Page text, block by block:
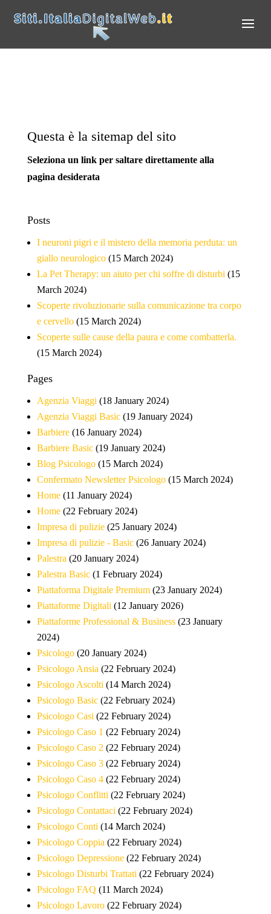
Questa è la sitemap del sito
Seleziona un link per saltare direttamente alla
pagina desiderata
Posts
I neuroni pigri e il mistero della memoria perduta: un
giallo neurologico (15 March 2024)
La Pet Therapy: un aiuto per chi soffre di disturbi (15
March 2024)
Scoperte rivoluzionarie sulla comunicazione tra corpo
e cervello (15 March 2024)
Scoperte sulle cause della paura e come combatterla.
(15 March 2024)
Pages
Agenzia Viaggi (18 January 2024)
Agenzia Viaggi Basic (19 January 2024)
Barbiere (16 January 2024)
Barbiere Basic (19 January 2024)
Blog Psicologo (15 March 2024)
Confermato Newsletter Psicologo (15 March 2024)
Home (11 January 2024)
Home (22 February 2024)
Impresa di pulizie (25 January 2024)
Impresa di pulizie - Basic (26 January 2024)
Palestra (20 January 2024)
Palestra Basic (1 February 2024)
Piattaforma Digitale Premium (23 January 2024)
Piattaforme Digitali (12 January 2026)
Piattaforme Professional & Business (23 January
2024)
Psicologo (20 January 2024)
Psicologo Ansia (22 February 2024)
Psicologo Ascolti (14 March 2024)
Psicologo Basic (22 February 2024)
Psicologo Casi (22 February 2024)
Psicologo Caso 1 (22 February 2024)
Psicologo Caso 2 (22 February 2024)
Psicologo Caso 3 (22 February 2024)
Psicologo Caso 4 (22 February 2024)
Psicologo Conflitti (22 February 2024)
Psicologo Contattaci (22 February 2024)
Psicologo Conti (14 March 2024)
Psicologo Coppia (22 February 2024)
Psicologo Depressione (22 February 2024)
Psicologo Disturbi Trattati (22 February 2024)
Psicologo FAQ (11 March 2024)
Psicologo Lavoro (22 February 2024)